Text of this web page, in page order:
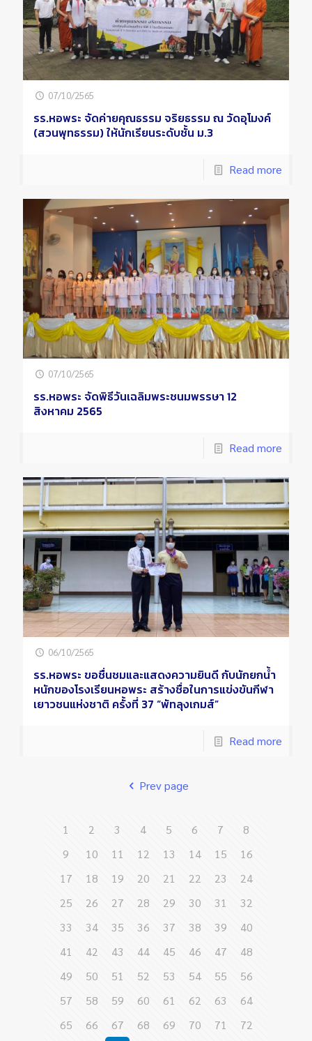
07/10/2565
รร.หอพระ จัดค่ายคุณธรรม จริยธรรม ณ วัดอุโมงค์
(สวนพุทธรรม) ให้นักเรียนระดับชั้น ม.3
Read more
07/10/2565
รร.หอพระ จัดพิธีวันเฉลิมพระชนมพรรษา 12
สิงหาคม 2565
Read more
06/10/2565
รร.หอพระ ขอชื่นชมและแสดงความยินดี กับนักยกน้ำ
หนักของโรงเรียนหอพระ สร้างชื่อในการแข่งขันกีฬา
เยาวชนแห่งชาติ ครั้งที่ 37 “พัทลุงเกมส์”
Read more
Prev page
1 2 3 4 5 6 7
8
9
10 11 12 13 14 15
16
17
18 19 20 21 22 23
24
25
26 27 28 29 30 31
32
33
34 35 36 37 38 39
40
41
42 43 44 45 46 47
48
49
50 51 52 53 54 55
56
57
58 59 60 61 62 63
64
65
66 67 68 69 70 71
72